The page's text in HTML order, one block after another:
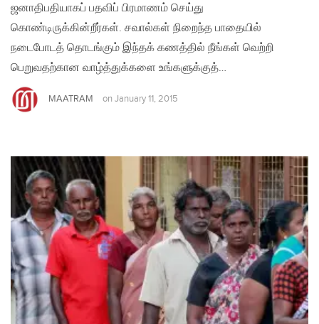
ஜனாதிபதியாகப் பதவிப் பிரமாணம் செய்து
கொண்டிருக்கின்றீர்கள். சவால்கள் நிறைந்த பாதையில்
நடைபோடத் தொடங்கும் இந்தக் கணத்தில் நீங்கள் வெற்றி
பெறுவதற்கான வாழ்த்துக்களை உங்களுக்குத்…
MAATRAM on January 11, 2015